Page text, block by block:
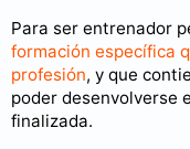
Para ser entrenador
formación específica
profesión, y que
poder desenvolverse
finalizada.